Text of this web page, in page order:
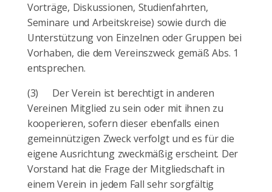
Vorträge, Diskussionen, Studienfahrten,
Seminare und Arbeitskreise) sowie durch die
Unterstützung von Einzelnen oder Gruppen bei
Vorhaben, die dem Vereinszweck gemäß Abs. 1
entsprechen.
(3) Der Verein ist berechtigt in anderen
Vereinen Mitglied zu sein oder mit ihnen zu
kooperieren, sofern dieser ebenfalls einen
gemeinnützigen Zweck verfolgt und es für die
eigene Ausrichtung zweckmäßig erscheint. Der
Vorstand hat die Frage der Mitgliedschaft in
einem Verein in jedem Fall sehr sorgfältig